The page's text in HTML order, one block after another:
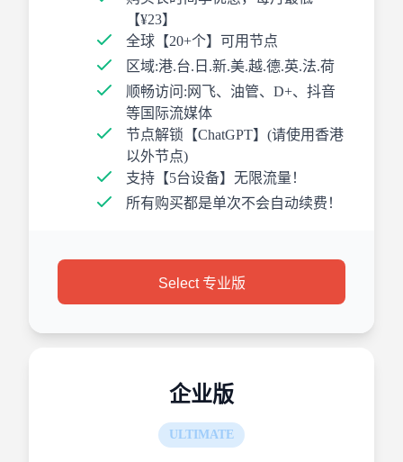
【¥23】
全球【20+个】可用节点
区域:港.台.日.新.美.越.德.英.法.荷
顺畅访问:网飞、油管、D+、抖音
等国际流媒体
节点解锁【ChatGPT】(请使用香港
以外节点)
支持【5台设备】无限流量！
所有购买都是单次不会自动续费！
Select 专业版
企业版
ULTIMATE